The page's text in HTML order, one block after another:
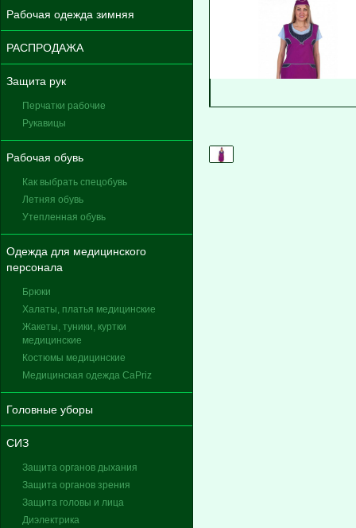
Рабочая одежда зимняя
РАСПРОДАЖА
Защита рук
Перчатки рабочие
Рукавицы
Рабочая обувь
Как выбрать спецобувь
Летняя обувь
Утепленная обувь
Одежда для медицинского
персонала
Брюки
Халаты, платья медицинские
Жакеты, туники, куртки
медицинские
Костюмы медицинские
Медицинская одежда CaPriz
Головные уборы
СИЗ
Защита органов дыхания
Защита органов зрения
Защита головы и лица
Диэлектрика